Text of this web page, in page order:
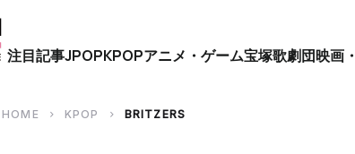
close
注目記事JPOPKPOPアニメ・ゲーム宝塚歌劇団映画
HOME chevron_right KPOP chevron_right BRITZERS